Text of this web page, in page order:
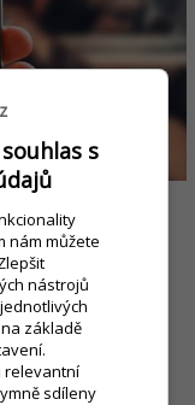
systém
strategie. Proto
systému.
věrnostního
vlastní věrnostní
s
nám můžete
nástrojů
základě
relevantní
sdíleny